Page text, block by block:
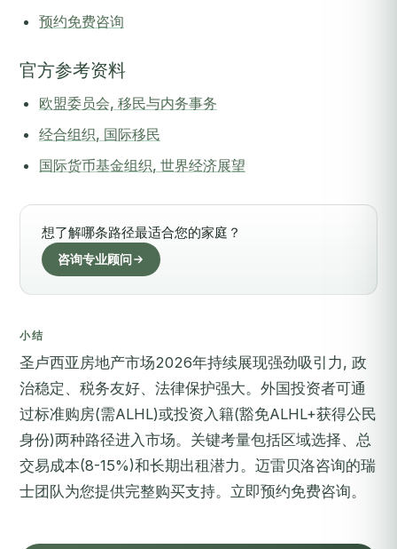
预约免费咨询
官方参考资料
欧盟委员会, 移民与内务事务
经合组织, 国际移民
国际货币基金组织, 世界经济展望
想了解哪条路径最适合您的家庭？
咨询专业顾问
小结
圣卢西亚房地产市场2026年持续展现强劲吸引力, 政
治稳定、税务友好、法律保护强大。外国投资者可通
过标准购房(需ALHL)或投资入籍(豁免ALHL+获得公民
身份)两种路径进入市场。关键考量包括区域选择、总
交易成本(8-15%)和长期出租潜力。迈雷贝洛咨询的瑞
士团队为您提供完整购买支持。 立即预约免费咨询。